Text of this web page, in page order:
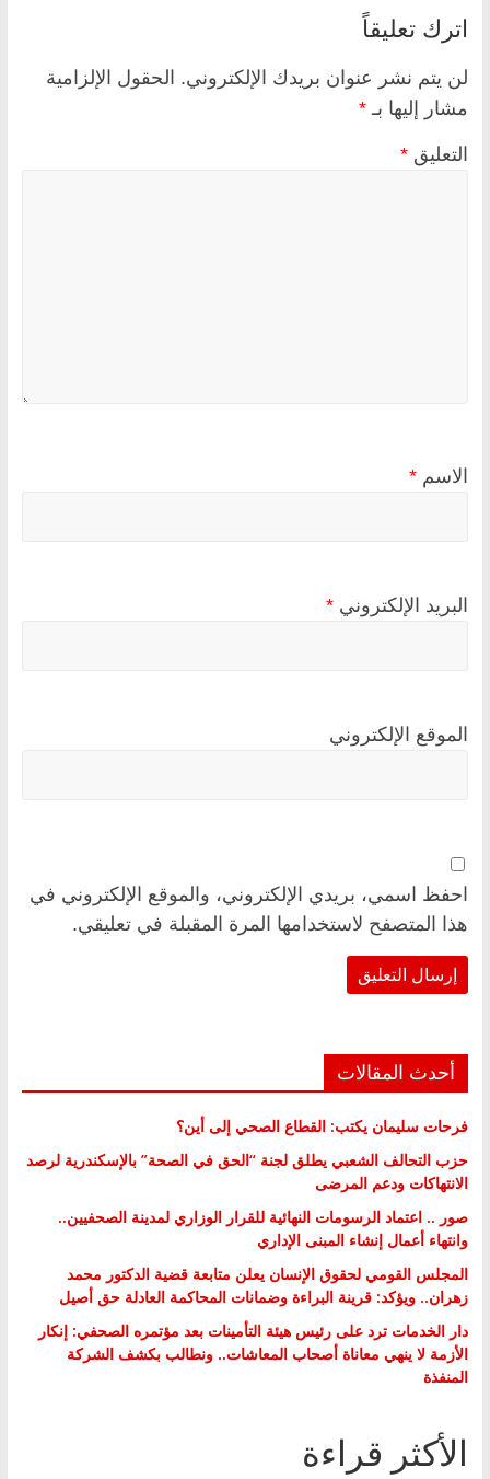
اترك تعليقاً
لن يتم نشر عنوان بريدك الإلكتروني. الحقول الإلزامية
مشار إليها بـ *
التعليق *
الاسم *
البريد الإلكتروني *
الموقع الإلكتروني
احفظ اسمي، بريدي الإلكتروني، والموقع الإلكتروني في
هذا المتصفح لاستخدامها المرة المقبلة في تعليقي.
أحدث المقالات
فرحات سليمان يكتب: القطاع الصحي إلى أين؟
حزب التحالف الشعبي يطلق لجنة “الحق في الصحة” بالإسكندرية لرصد
الانتهاكات ودعم المرضى
صور .. اعتماد الرسومات النهائية للقرار الوزاري لمدينة الصحفيين..
وانتهاء أعمال إنشاء المبنى الإداري
المجلس القومي لحقوق الإنسان يعلن متابعة قضية الدكتور محمد
زهران.. ويؤكد: قرينة البراءة وضمانات المحاكمة العادلة حق أصيل
دار الخدمات ترد على رئيس هيئة التأمينات بعد مؤتمره الصحفي: إنكار
الأزمة لا ينهي معاناة أصحاب المعاشات.. ونطالب بكشف الشركة
المنفذة
الأكثر قراءة